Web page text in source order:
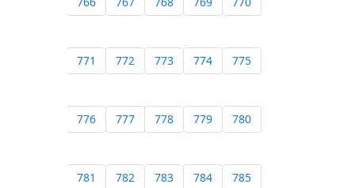
771 772 773 774 775
776 777 778 779 780
781 782 783 784 785